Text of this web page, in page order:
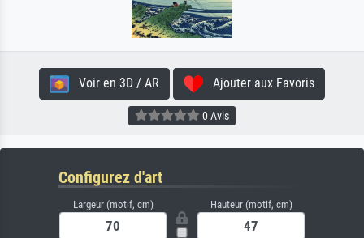
Voir en 3D / AR Ajouter aux Favoris
0 Avis
Configurez d'art
Largeur (motif, cm) Hauteur (motif, cm)